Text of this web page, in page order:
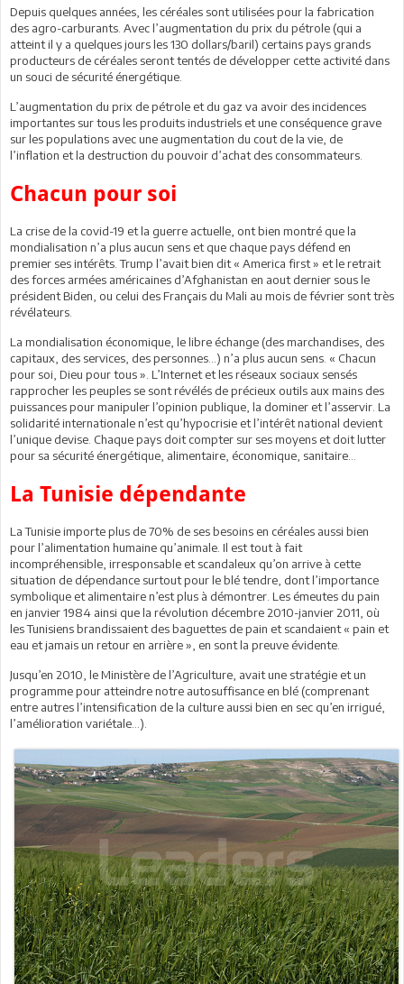
Depuis quelques années, les céréales sont utilisées pour la fabrication
des agro-carburants. Avec l’augmentation du prix du pétrole (qui a
atteint il y a quelques jours les 130 dollars/baril) certains pays grands
producteurs de céréales seront tentés de développer cette activité dans
un souci de sécurité énergétique.
L’augmentation du prix de pétrole et du gaz va avoir des incidences
importantes sur tous les produits industriels et une conséquence grave
sur les populations avec une augmentation du cout de la vie, de
l’inflation et la destruction du pouvoir d’achat des consommateurs.
Chacun pour soi
La crise de la covid-19 et la guerre actuelle, ont bien montré que la
mondialisation n’a plus aucun sens et que chaque pays défend en
premier ses intérêts. Trump l’avait bien dit « America first » et le retrait
des forces armées américaines d’Afghanistan en aout dernier sous le
président Biden, ou celui des Français du Mali au mois de février sont très
révélateurs.
La mondialisation économique, le libre échange (des marchandises, des
capitaux, des services, des personnes…) n’a plus aucun sens. « Chacun
pour soi, Dieu pour tous ». L’Internet et les réseaux sociaux sensés
rapprocher les peuples se sont révélés de précieux outils aux mains des
puissances pour manipuler l’opinion publique, la dominer et l’asservir. La
solidarité internationale n’est qu’hypocrisie et l’intérêt national devient
l’unique devise. Chaque pays doit compter sur ses moyens et doit lutter
pour sa sécurité énergétique, alimentaire, économique, sanitaire…
La Tunisie dépendante
La Tunisie importe plus de 70% de ses besoins en céréales aussi bien
pour l’alimentation humaine qu’animale. Il est tout à fait
incompréhensible, irresponsable et scandaleux qu’on arrive à cette
situation de dépendance surtout pour le blé tendre, dont l’importance
symbolique et alimentaire n’est plus à démontrer. Les émeutes du pain
en janvier 1984 ainsi que la révolution décembre 2010-janvier 2011, où
les Tunisiens brandissaient des baguettes de pain et scandaient « pain et
eau et jamais un retour en arrière », en sont la preuve évidente.
Jusqu’en 2010, le Ministère de l’Agriculture, avait une stratégie et un
programme pour atteindre notre autosuffisance en blé (comprenant
entre autres l’intensification de la culture aussi bien en sec qu’en irrigué,
l’amélioration variétale…).